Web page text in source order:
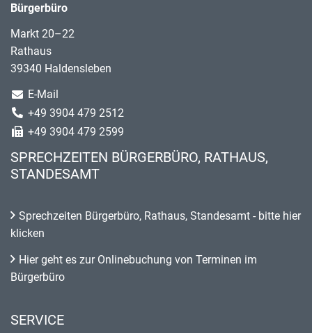
Bürgerbüro
Markt 20–22
Rathaus
39340 Haldensleben
E-Mail
+49 3904 479 2512
+49 3904 479 2599
SPRECHZEITEN BÜRGERBÜRO, RATHAUS,
STANDESAMT
Sprechzeiten Bürgerbüro, Rathaus, Standesamt - bitte hier
klicken
Hier geht es zur Onlinebuchung von Terminen im
Bürgerbüro
SERVICE